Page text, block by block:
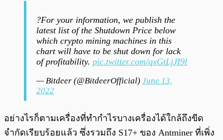
?For your information, we publish the
latest list of the Shutdown Price below
which crypto mining machines in this
chart will have to be shut down for lack
of profitability. pic.twitter.com/qxGtLjJI9l
— Bitdeer (@BitdeerOfficial) June 13,
2022
อย่างไรก็ตามเครื่องที่ทำกำไรบางเครื่องได้ใกล้ถึงขีด
จำกัดเรียบร้อยแล้ว ซึ่งรวมถึง S17+ ของ Antminer ที่เพิ่ง